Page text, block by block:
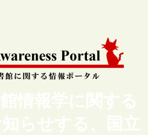
情報学に関する
らせする、国立